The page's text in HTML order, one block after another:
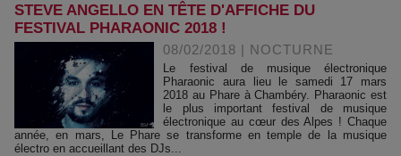
STEVE ANGELLO EN TÊTE D'AFFICHE DU
FESTIVAL PHARAONIC 2018 !
08/02/2018 | NOCTURNE
Le festival de musique électronique
Pharaonic aura lieu le samedi 17 mars
2018 au Phare à Chambéry. Pharaonic est
le plus important festival de musique
électronique au cœur des Alpes ! Chaque
année, en mars, Le Phare se transforme en temple de la musique
électro en accueillant des DJs...